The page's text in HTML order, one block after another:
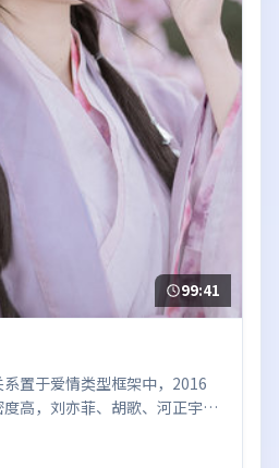
99:41
置于爱情类型框架中，2016
高，刘亦菲、胡歌、河正宇、
奏值得关注；整体气质偏美国